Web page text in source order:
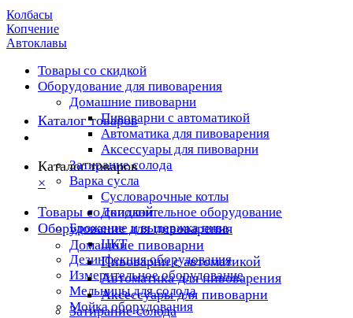
Колбасы
Копчение
Автоклавы
Товары со скидкой
Оборудование для пивоварения
Домашние пивоварни
Пивоварни с автоматикой
Автоматика для пивоварения
Аксессуары для пивоварни
Затирание солода
Варка сусла
Cусловарочные котлы
Дополнительное оборудование
Брожение и выдержка пива
ЦКТ
Дезинфекция оборудования
Измерительное оборудование
Мельницы для солода
Мойка оборудования
Каталог товаров
Каталог товаров
×
Товары со скидкой
Оборудование для пивоварения
Домашние пивоварни
Пивоварни с автоматикой
Автоматика для пивоварения
Аксессуары для пивоварни
Затирание солода